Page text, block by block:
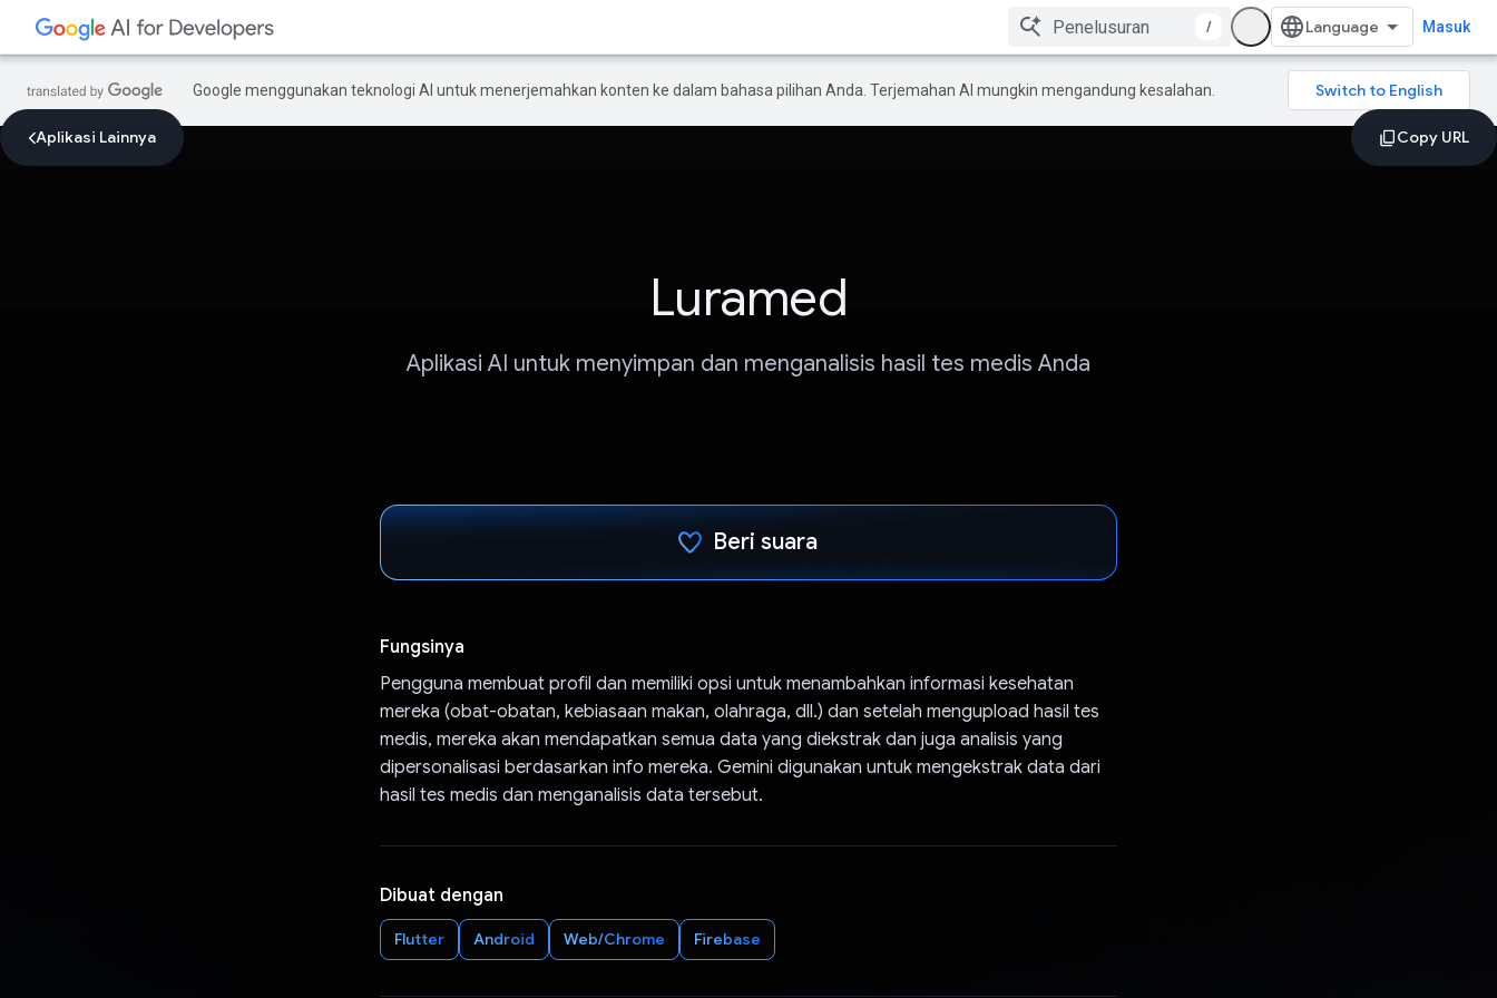
/ Masuk
Google menggunakan teknologi AI untuk menerjemahkan konten ke dalam bahasa pilihan Anda. Terjemahan AI mungkin mengandung kesalahan.
Aplikasi Lainnya
Luramed
Aplikasi AI untuk menyimpan dan menganalisis hasil tes medis Anda
Beri suara
Fungsinya
Pengguna membuat profil dan memiliki opsi untuk menambahkan informasi kesehatan
mereka (obat-obatan, kebiasaan makan, olahraga, dll.) dan setelah mengupload hasil tes
medis, mereka akan mendapatkan semua data yang diekstrak dan juga analisis yang
dipersonalisasi berdasarkan info mereka. Gemini digunakan untuk mengekstrak data dari
hasil tes medis dan menganalisis data tersebut.
Dibuat dengan
Flutter Android Web/Chrome Firebase